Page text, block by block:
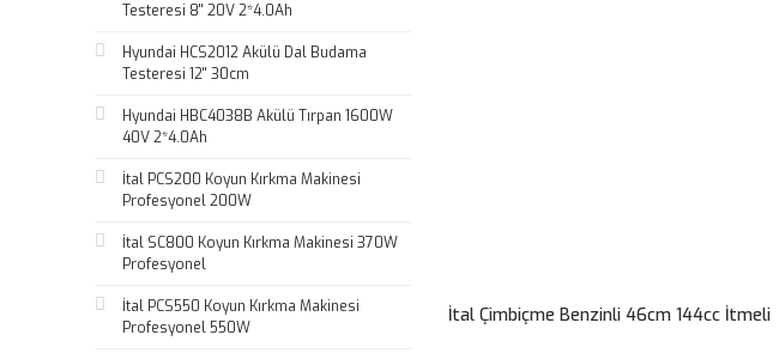
Testeresi 8'' 20V 2*4.0Ah
Hyundai HCS2012 Akülü Dal Budama
Testeresi 12'' 30cm
Hyundai HBC4038B Akülü Tırpan 1600W
40V 2*4.0Ah
İtal PCS200 Koyun Kırkma Makinesi
Profesyonel 200W
İtal SC800 Koyun Kırkma Makinesi 370W
Profesyonel
İtal PCS550 Koyun Kırkma Makinesi
Profesyonel 550W
İtal Çimbiçme Benzinli 46cm 144cc İtmeli